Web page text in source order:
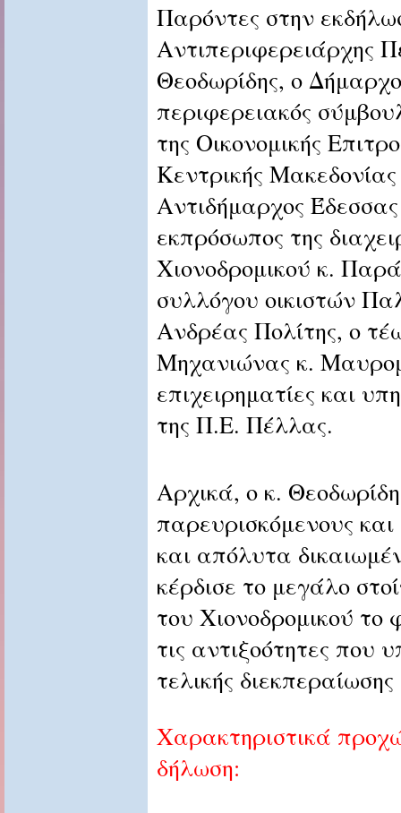
Παρόντες στην
Αντιπεριφερειάρχης
Θεοδωρίδης, ο
περιφερειακός
της Οικονομικής
Κεντρικής
Αντιδήμαρχος
εκπρόσωπος της
Χιονοδρομικού κ.
συλλόγου οικιστών
Ανδρέας Πολίτης, ο
Μηχανιώνας κ.
επιχειρηματίες και
της Π.Ε. Πέλλας.
Αρχικά, ο κ.
παρευρισκόμενους
και απόλυτα
κέρδισε το μεγάλο
του Χιονοδρομικού
τις αντιξοότητες που
τελικής
Χαρακτηριστικά
δήλωση: